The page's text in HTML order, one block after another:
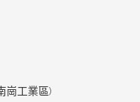
崗工業區)